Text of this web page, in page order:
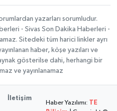
yazarları sorumludur.
- Sivas Son Dakika Haberleri -
Sitedeki tüm harici linkler ayrı
haber, köşe yazıları ve
gösterilse dahi, herhangi bir
ve yayınlanamaz
İletişim
Haber Yazılımı: TE